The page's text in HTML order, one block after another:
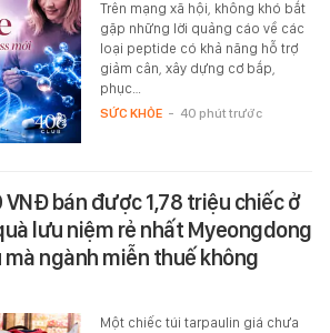
Trên mạng xã hội, không khó bắt
gặp những lời quảng cáo về các
loại peptide có khả năng hỗ trợ
giảm cân, xây dựng cơ bắp,
phục…
SỨC KHỎE - 40 phút trước
bán được 1,78 triệu chiếc ở
lưu niệm rẻ nhất Myeongdong
ngành miễn thuế không
Một chiếc túi tarpaulin giá chưa